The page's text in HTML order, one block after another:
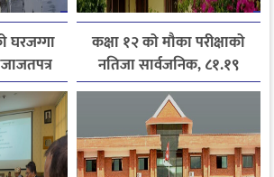
घरजग्गा
कक्षा १२ को मौका परीक्षाको
नतिजा सार्वजनिक, ८१.१९
प्रतिशत विद्यार्थी उत्तीर्ण